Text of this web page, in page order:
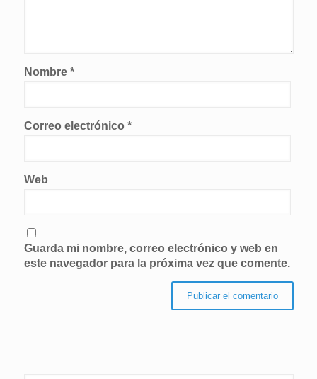
Nombre *
Correo electrónico *
Web
Guarda mi nombre, correo electrónico y web en
este navegador para la próxima vez que comente.